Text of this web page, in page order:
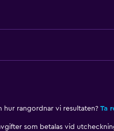
hur rangordnar vi resultaten? Ta
som betalas vid